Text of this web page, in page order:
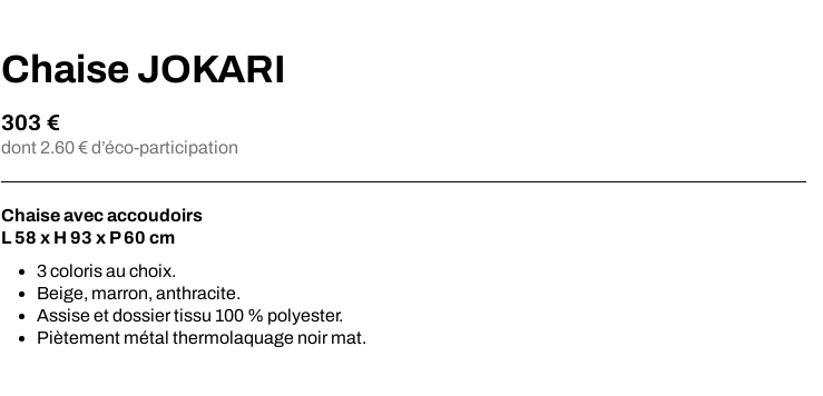
Chaise JOKARI
303 €
dont 2.60€ d’éco-participation
Chaise avec accoudoirs
L 58 x H 93 x P 60 cm
3 coloris au choix.
Beige, marron, anthracite.
Assise et dossier tissu 100 % polyester.
Piètement métal thermolaquage noir mat.